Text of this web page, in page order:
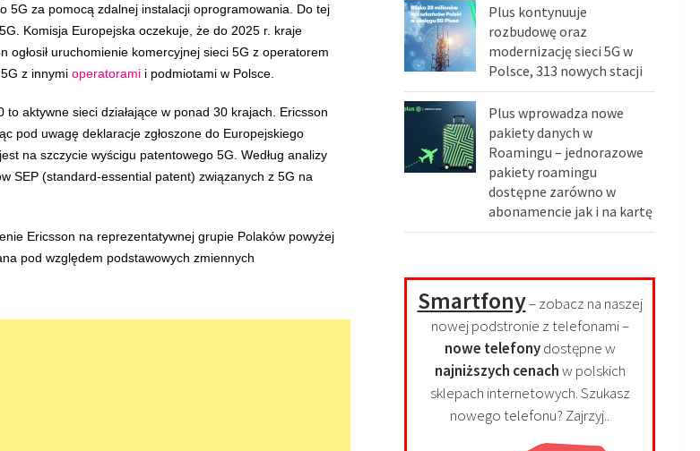
5G za pomocą zdalnej instalacji oprogramowania. Do tej
Komisja Europejska oczekuje, że do 2025 r. kraje
uruchomienie komercyjnej sieci 5G z operatorem
z innymi operatorami i podmiotami w Polsce.
aktywne sieci działające w ponad 30 krajach. Ericsson
pod uwagę deklaracje zgłoszone do Europejskiego
na szczycie wyścigu patentowego 5G. Według analizy
SEP (standard-essential patent) związanych z 5G na
Ericsson na reprezentatywnej grupie Polaków powyżej
pod względem podstawowych zmiennych
Plus kontynuuje
rozbudowę oraz
modernizację sieci 5G w
Polsce, 313 nowych stacji
Plus wprowadza nowe
pakiety danych w
Roamingu – jednorazowe
pakiety roamingu
dostępne zarówno w
abonamencie jak i na kartę
Smartfony– zobacz na naszej
nowej podstronie z telefonami –
nowe telefonydostępne w
najniższych cenachw polskich
sklepach internetowych. Szukasz
nowego telefonu? Zajrzyj..